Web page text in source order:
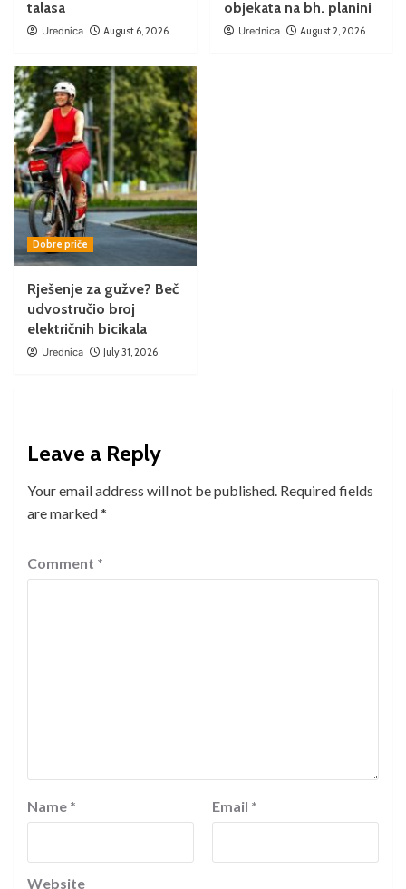
talasa
Urednica August 6, 2026
objekata na bh. planini
Urednica August 2, 2026
Dobre priče
Rješenje za gužve? Beč
udvostručio broj
električnih bicikala
Urednica July 31, 2026
Leave a Reply
Your email address will not be published. Required fields
are marked*
Comment *
Name * Email *
Website